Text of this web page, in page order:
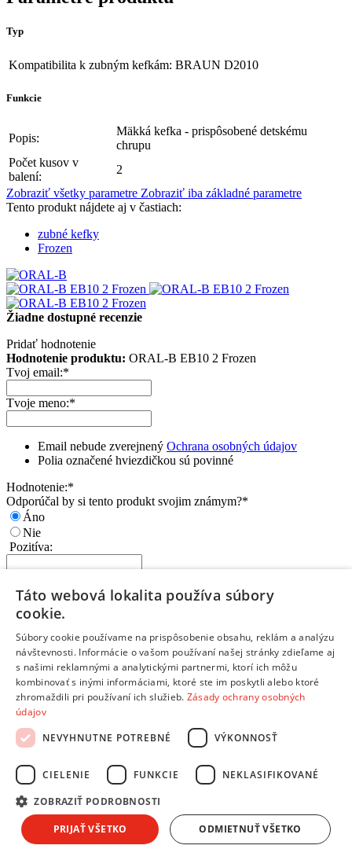
Typ
Kompatibilita k zubným kefkám: BRAUN D2010
Funkcie
Popis:
Mäkká kefka - prispôsobené detskému
chrupu
Počet kusov v
balení:
2
Zobraziť všetky parametre Zobraziť iba základné parametre
Tento produkt nájdete aj v častiach:
zubné kefky
Frozen
Žiadne dostupné recenzie
Pridať hodnotenie
Hodnotenie produktu: ORAL-B EB10 2 Frozen
Tvoj email:*
Tvoje meno:*
Email nebude zverejnený Ochrana osobných údajov
Polia označené hviezdičkou sú povinné
Hodnotenie:*
Odporúčal by si tento produkt svojim známym?*
Áno
Nie
Pozitíva:
Napíš najdôležitejšie prednosti a výhody
Ktoré vlastnosti tohto produktu ťa potešili?
Každý bod napíš na nový riadok
Negatíva:
Napíš slabé stránky a nevýhody produktu
Čo by mohlo byť na produkte lepšie?
Každý bod napíš na nový riadok
Ak si s výrobkom 100% spokojný, toto políčko nevypĺňaj
Táto webová lokalita používa súbory
cookie.
Súbory cookie používame na prispôsobenie obsahu, reklám a analýzu
návštevnosti. Informácie o vašom používaní našej stránky zdieľame aj
s našimi reklamnými a analytickými partnermi, ktorí ich môžu
kombinovať s inými informáciami, ktoré ste im poskytli alebo ktoré
zhromaždili pri používaní ich služieb. Zásady ochrany osobných
údajov
NEVYHNUTNE POTREBNÉ
VÝKONNOSŤ
CIELENIE FUNKCIE NEKLASIFIKOVANÉ
ZOBRAZIŤ PODROBNOSTI
PRIJAŤ VŠETKO ODMIETNUŤ VŠETKO